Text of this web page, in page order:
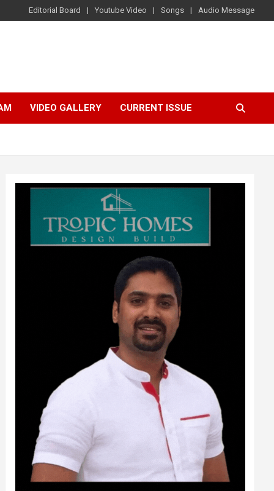
Editorial Board Youtube Video Songs Audio Message
VIDEO GALLERY CURRENT ISSUE